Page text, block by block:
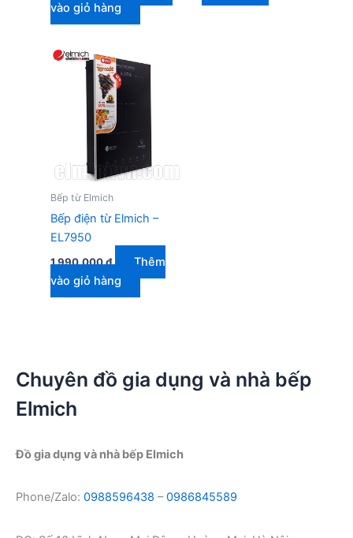
là:
17.500.000 ₫.
tại
là:
vào giỏ hàng
Bếp từ Elmich
Bếp điện từ Elmich –
EL7950
1.990.000₫
Thêm
vào giỏ hàng
Chuyên đồ gia dụng và nhà bếp
Elmich
Đồ gia dụng và nhà bếp Elmich
Phone/Zalo: 0988596438 –0986845589